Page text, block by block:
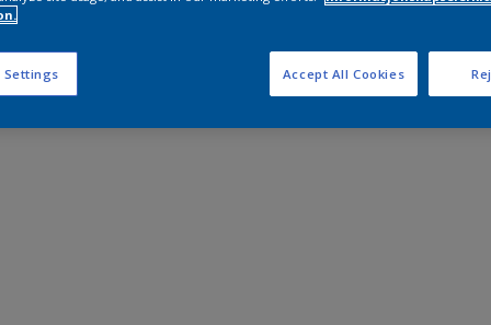
Settings Accept All Cookies